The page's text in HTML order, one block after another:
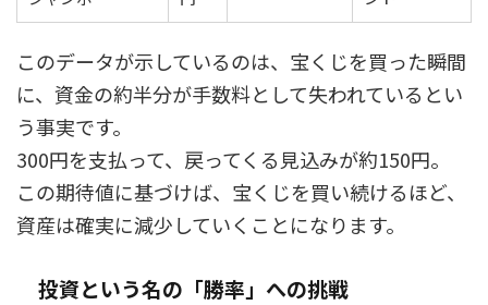
このデータが示しているのは、宝くじを買った瞬間
に、資金の約半分が手数料として失われているとい
う事実です。
300円を支払って、戻ってくる見込みが約150円。
この期待値に基づけば、宝くじを買い続けるほど、
資産は確実に減少していくことになります。
投資という名の「勝率」への挑戦